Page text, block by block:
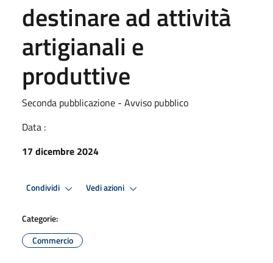
destinare ad attività
artigianali e
produttive
Seconda pubblicazione - Avviso pubblico
Data :
17 dicembre 2024
Condividi Vedi azioni
Categorie:
Commercio